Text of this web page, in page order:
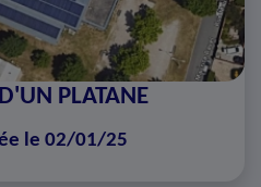
PLATANE
le 02/01/25